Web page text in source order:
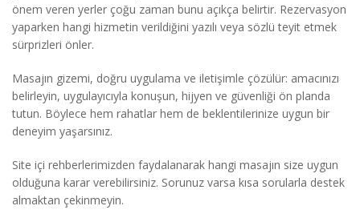
önem veren yerler çoğu zaman bunu açıkça belirtir. Rezervasyon
yaparken hangi hizmetin verildiğini yazılı veya sözlü teyit etmek
sürprizleri önler.
Masajın gizemi, doğru uygulama ve iletişimle çözülür: amacınızı
belirleyin, uygulayıcıyla konuşun, hijyen ve güvenliği ön planda
tutun. Böylece hem rahatlar hem de beklentilerinize uygun bir
deneyim yaşarsınız.
Site içi rehberlerimizden faydalanarak hangi masajın size uygun
olduğuna karar verebilirsiniz. Sorunuz varsa kısa sorularla destek
almaktan çekinmeyin.